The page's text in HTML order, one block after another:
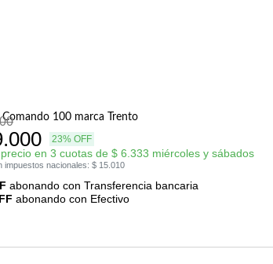
Comando 100 marca Trento
23% OFF
en 3 cuotas de $ 6.333 miércoles y sábados
impuestos nacionales: $ 15.010
abonando con Transferencia bancaria
abonando con Efectivo